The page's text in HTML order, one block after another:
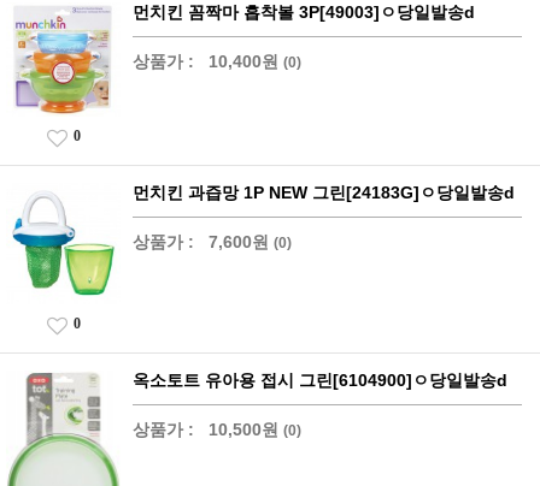
먼치킨 꼼짝마 흡착볼 3P[49003]ㅇ당일발송d
상품가 : 10,400원 (0)
0
먼치킨 과즙망 1P NEW 그린[24183G]ㅇ당일발송d
상품가 : 7,600원 (0)
0
옥소토트 유아용 접시 그린[6104900]ㅇ당일발송d
상품가 : 10,500원 (0)